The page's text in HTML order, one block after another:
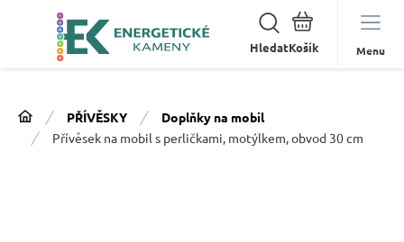
Hledat Menu
PŘÍVĚSKY
Doplňky na mobil
Přívěsek na mobil s perličkami, motýlkem, obvod 30 cm